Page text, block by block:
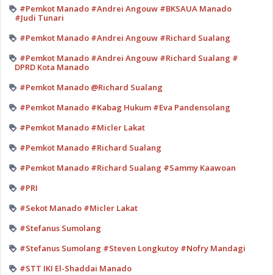
#Pemkot Manado #Andrei Angouw #BKSAUA Manado
#Judi Tunari
#Pemkot Manado #Andrei Angouw #Richard Sualang
#Pemkot Manado #Andrei Angouw #Richard Sualang #
DPRD Kota Manado
#Pemkot Manado @Richard Sualang
#Pemkot Manado #Kabag Hukum #Eva Pandensolang
#Pemkot Manado #Micler Lakat
#Pemkot Manado #Richard Sualang
#Pemkot Manado #Richard Sualang #Sammy Kaawoan
#PRI
#Sekot Manado #Micler Lakat
#Stefanus Sumolang
#Stefanus Sumolang #Steven Longkutoy #Nofry Mandagi
#STT IKI El-Shaddai Manado